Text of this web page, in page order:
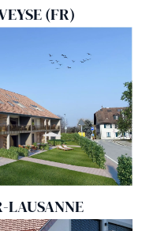
(FR)
LAUSANNE